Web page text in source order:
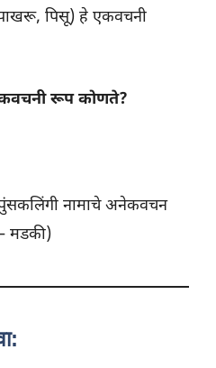
पिसू) हे एकवचनी
रूप कोणते?
नामाचे अनेकवचन
मडकी)